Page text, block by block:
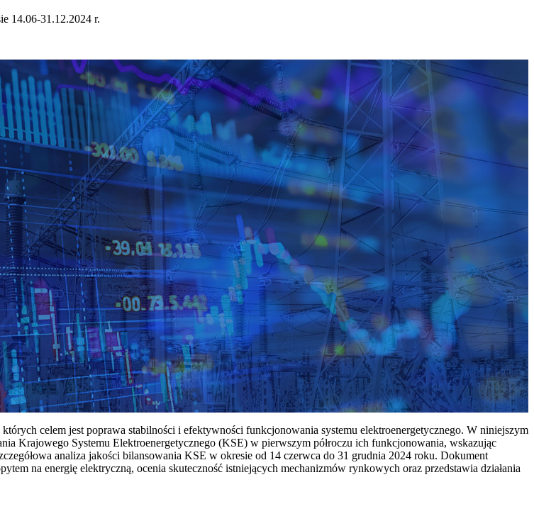
14.06-31.12.2024 r.
celem jest poprawa stabilności i efektywności funkcjonowania systemu elektroenergetycznego. W niniejszym
Krajowego Systemu Elektroenergetycznego (KSE) w pierwszym półroczu ich funkcjonowania, wskazując
analiza jakości bilansowania KSE w okresie od 14 czerwca do 31 grudnia 2024 roku. Dokument
na energię elektryczną, ocenia skuteczność istniejących mechanizmów rynkowych oraz przedstawia działania